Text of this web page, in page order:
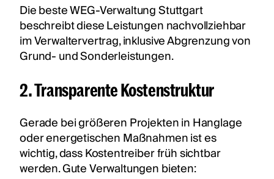
Die beste WEG-Verwaltung Stuttgart
beschreibt diese Leistungen nachvollziehbar
im Verwaltervertrag, inklusive Abgrenzung von
Grund- und Sonderleistungen.
2. Transparente Kostenstruktur
Gerade bei größeren Projekten in Hanglage
oder energetischen Maßnahmen ist es
wichtig, dass Kostentreiber früh sichtbar
werden. Gute Verwaltungen bieten: